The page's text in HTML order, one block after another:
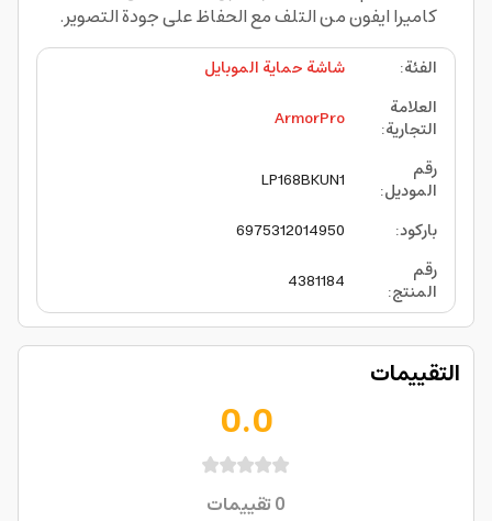
كاميرا ايفون من التلف مع الحفاظ على جودة التصوير.
الفئة:
شاشة حماية الموبايل
العلامة
التجارية:
ArmorPro
رقم
الموديل:
LP168BKUN1
باركود:
6975312014950
رقم
المنتج:
4381184
التقييمات
0.0
0تقييمات